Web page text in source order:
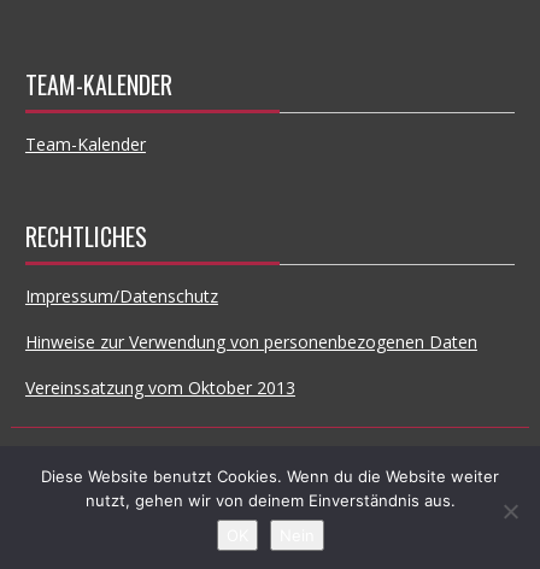
TEAM-KALENDER
Team-Kalender
RECHTLICHES
Impressum/Datenschutz
Hinweise zur Verwendung von personenbezogenen Daten
Vereinssatzung vom Oktober 2013
Proudly powered by WordPress |Theme: SuperNews by
Acme
Diese Website benutzt Cookies. Wenn du die Website weiter
nutzt, gehen wir von deinem Einverständnis aus.